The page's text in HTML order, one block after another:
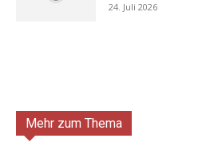
24. Juli 2026
Mehr zum Thema